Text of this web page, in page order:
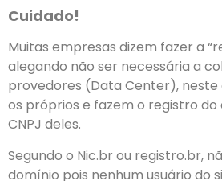
Cuidado!
Muitas empresas dizem fazer a
alegando não ser necessária a
provedores (Data Center),
os próprios e fazem o registro
CNPJ deles.
Segundo o Nic.br ou registro.br,
domínio pois nenhum usuário do